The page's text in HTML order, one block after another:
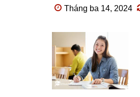
Tháng ba 14, 2024